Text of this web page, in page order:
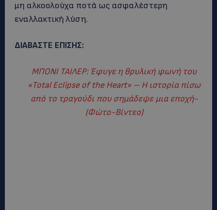
μη αλκοολούχα ποτά ως ασφαλέστερη
εναλλακτική λύση.
ΔΙΑΒΑΣΤΕ ΕΠΙΣΗΣ:
ΜΠΟΝΙ ΤΑΙΛΕΡ: Έφυγε η θρυλική φωνή του
«Total Eclipse of the Heart» – Η ιστορία πίσω
από το τραγούδι που σημάδεψε μια εποχή-
(Φώτο-Βίντεο)